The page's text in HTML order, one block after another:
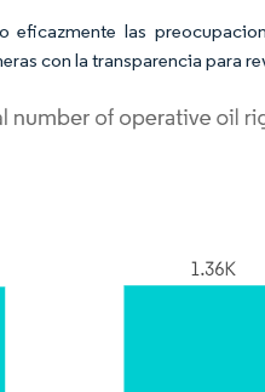
eficazmente las
con la transparencia para